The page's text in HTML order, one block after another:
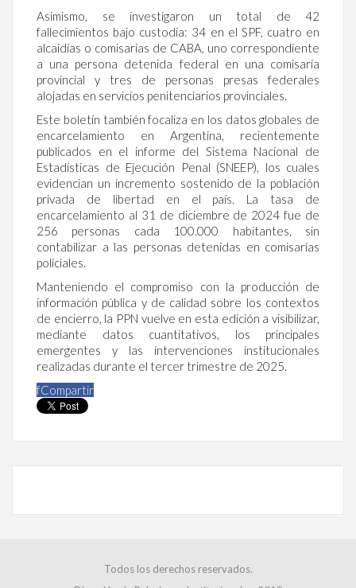
Asimismo, se investigaron un total de 42
fallecimientos bajo custodia: 34 en el SPF, cuatro en
alcaidías o comisarías de CABA, uno correspondiente
a una persona detenida federal en una comisaría
provincial y tres de personas presas federales
alojadas en servicios penitenciarios provinciales.
Este boletín también focaliza en los datos globales de
encarcelamiento en Argentina, recientemente
publicados en el informe del Sistema Nacional de
Estadísticas de Ejecución Penal (SNEEP), los cuales
evidencian un incremento sostenido de la población
privada de libertad en el país. La tasa de
encarcelamiento al 31 de diciembre de 2024 fue de
256 personas cada 100.000 habitantes, sin
contabilizar a las personas detenidas en comisarías
policiales.
Manteniendo el compromiso con la producción de
información pública y de calidad sobre los contextos
de encierro, la PPN vuelve en esta edición a visibilizar,
mediante datos cuantitativos, los principales
emergentes y las intervenciones institucionales
realizadas durante el tercer trimestre de 2025.
fCompartir
Todos los derechos reservados.